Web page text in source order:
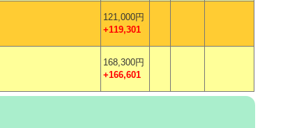
121,000円
+119,301
168,300円
+166,601